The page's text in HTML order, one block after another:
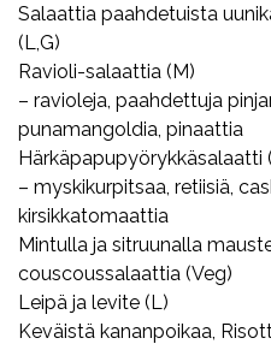
Salaattia paahdetuista
(L,G)
Ravioli-salaattia (M)
– ravioleja, paahdettuja
punamangoldia, pinaattia
Härkäpapupyörykkäsalaatti
– myskikurpitsaa, retiisiä,
kirsikkatomaattia
Mintulla ja sitruunalla
couscoussalaattia (Veg)
Leipä ja levite (L)
Keväistä kananpoikaa,